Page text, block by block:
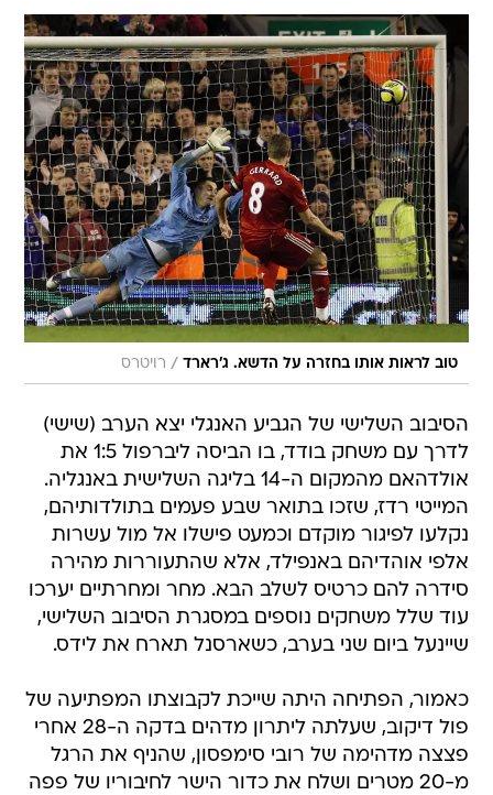
טוב לראות אותו בחזרה על הדשא. ג'רארד / רויטרס
הסיבוב השלישי של הגביע האנגלי יצא הערב (שישי)
לדרך עם משחק בודד, בו הביסה ליברפול 1:5 את
אולדהאם מהמקום ה-14 בליגה השלישית באנגליה.
המייטי רדז, שזכו בתואר שבע פעמים בתולדותיהם,
נקלעו לפיגור מוקדם וכמעט פישלו אל מול עשרות
אלפי אוהדיהם באנפילד, אלא שהתעוררות מהירה
סידרה להם כרטיס לשלב הבא. מחר ומחרתיים יערכו
עוד שלל משחקים נוספים במסגרת הסיבוב השלישי,
שיינעל ביום שני בערב, כשארסנל תארח את לידס.
כאמור, הפתיחה היתה שייכת לקבוצתו המפתיעה של
פול דיקוב, שעלתה ליתרון מדהים בדקה ה-28 אחרי
פצצה מדהימה של רובי סימפסון, שהניף את הרגל
מ-20 מטרים ושלח את כדור הישר לחיבוריו של פפה